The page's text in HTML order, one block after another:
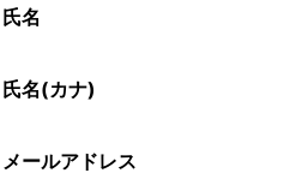
氏名
氏名(カナ)
メールアドレス